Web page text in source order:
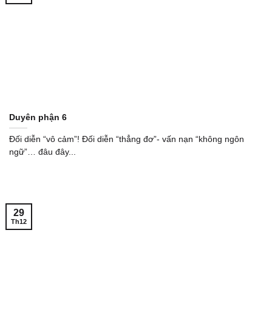
Duyên phận 6
Đối diễn “vô cảm”! Đối diễn “thẳng đơ”- vấn nạn “không ngôn
ngữ”… đâu đây...
29
Th12